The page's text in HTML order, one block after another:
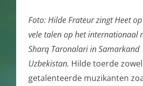
Foto: Hilde Frateur zingt Heet
vele talen op het internationaal
Sharq Taronalari in Samarkand
Uzbekistan. Hilde toerde
getalenteerde muzikanten